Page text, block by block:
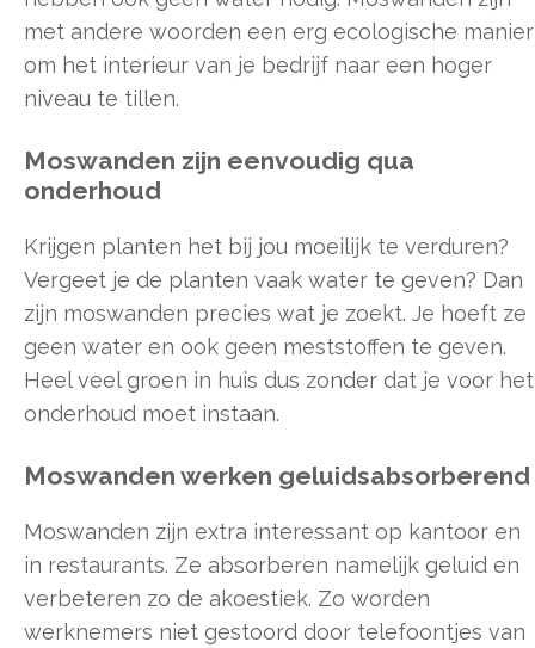
met andere woorden een erg ecologische manier
om het interieur van je bedrijf naar een hoger
niveau te tillen.
Moswanden zijn eenvoudig qua
onderhoud
Krijgen planten het bij jou moeilijk te verduren?
Vergeet je de planten vaak water te geven? Dan
zijn moswanden precies wat je zoekt. Je hoeft ze
geen water en ook geen meststoffen te geven.
Heel veel groen in huis dus zonder dat je voor het
onderhoud moet instaan.
Moswanden werken geluidsabsorberend
Moswanden zijn extra interessant op kantoor en
in restaurants. Ze absorberen namelijk geluid en
verbeteren zo de akoestiek. Zo worden
werknemers niet gestoord door telefoontjes van